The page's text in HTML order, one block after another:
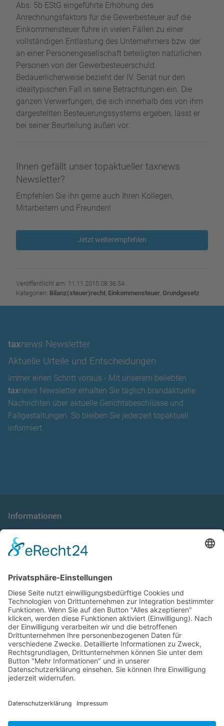
Abs. 5b EStG eingeführte Erhöhung des
Anrechnungsfaktors für die Gewerbesteuer auf die
Einkommensteuer führe in vielen Fällen zu einer
vollständigen Entlastung des Unternehmers bzw. der
an einer Personengesellschaft beteiligten natürlichen
Personen von der Gewerbesteuerschuld.
Bedauerlicherweise bezieht der IV. Senat nur den
idealtypischen Fall in seine Betrachtungen ein. Die
ganzen Verwerfungen, die sich innerhalb des von ihm
dargestellten Besteuerungssystems ergeben, lässt er
bei seiner Beurteilung außen vor.
Ihnen gefällt unser topaktueller taxnews
Newsletter?
Empfehlen Sie ihn gerne auch Ihren Kollegen,
Mitarbeitern und Freunden!
Jetzt weiterempfehlen
Veröffentlicht am: 11.11.2015 08:36:54
Kategorien: Bilanz(steuer)recht, Einkommensteuer, Grundgesetz
taxnews Newsletter
Aktuelle Urteile und Entscheidungen
Immer einen Schritt voraus - Mit unserem beliebten
taxnews Newsletter erhalten Sie täglich brandaktuelle
Nachrichten über aktuelle Gerichtsbeschlüsse und
Fallgestaltungen. So bleiben Sie jederzeit topaktuell
informiert.
Informationen
Allgemeine Geschäftsbedingungen
Datenschutzerklärung
Unser Seminarangebot
Seminarreihen
Seminare
Webinare
Referenten
Neuigkeiten